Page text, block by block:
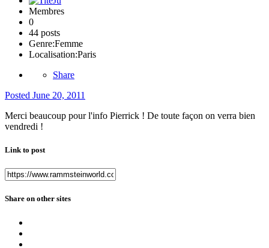
Membres
0
44 posts
Genre:Femme
Localisation:Paris
Share
Posted June 20, 2011
Merci beaucoup pour l'info Pierrick ! De toute façon on verra bien
vendredi !
Link to post
Share on other sites